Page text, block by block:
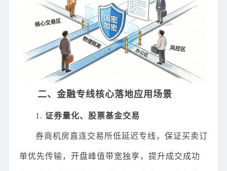
二、金融专线核心落地应用场景
1. 证券量化、股票基金交易
券商机房直连交易所低延迟专线，保证买卖订
单优先传输，开盘峰值带宽独享，提升成交成功